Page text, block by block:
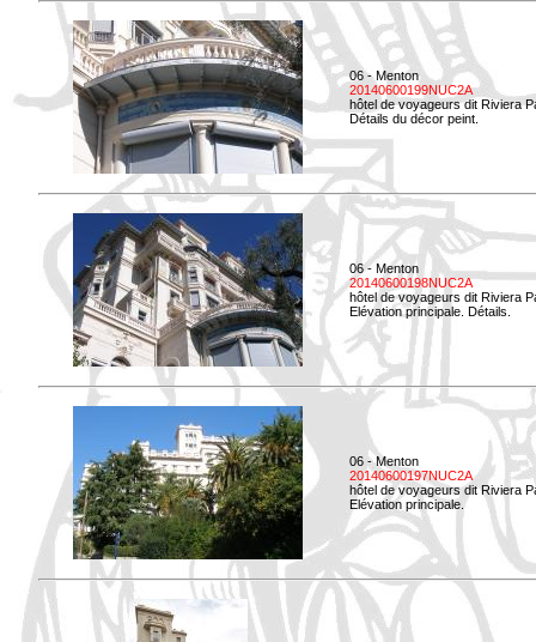
06 - Menton
20140600199NUC2A
hôtel de voyageurs dit Riviera
Détails du décor peint.
06 - Menton
20140600198NUC2A
hôtel de voyageurs dit Riviera
Elévation principale. Détails.
06 - Menton
20140600197NUC2A
hôtel de voyageurs dit Riviera
Elévation principale.